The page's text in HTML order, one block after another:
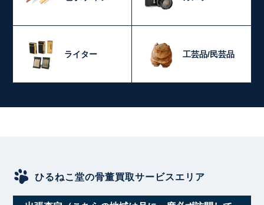
ライター 工芸品/民芸品
ひるねこ堂の骨董買取サービスエリア